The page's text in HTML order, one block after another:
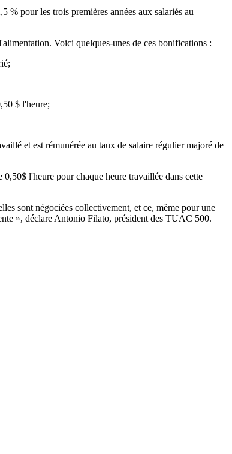
% pour les trois premières années aux salariés au
Voici quelques-unes de ces bonifications :
$ l'heure;
et est rémunérée au taux de salaire régulier majoré de
l'heure pour chaque heure travaillée dans cette
sont négociées collectivement, et ce, même pour une
», déclare Antonio Filato, président des TUAC 500.